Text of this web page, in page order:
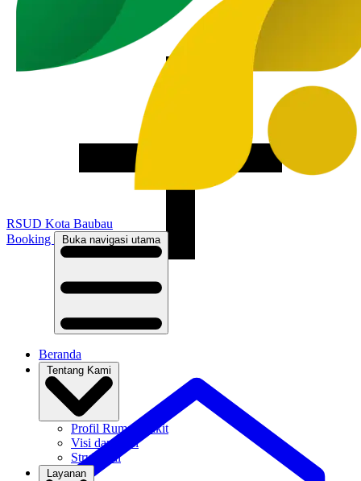
RSUD Kota Baubau
Booking
Buka navigasi utama
Beranda
Tentang Kami
Profil Rumah Sakit
Visi dan Misi
Struktural
Layanan